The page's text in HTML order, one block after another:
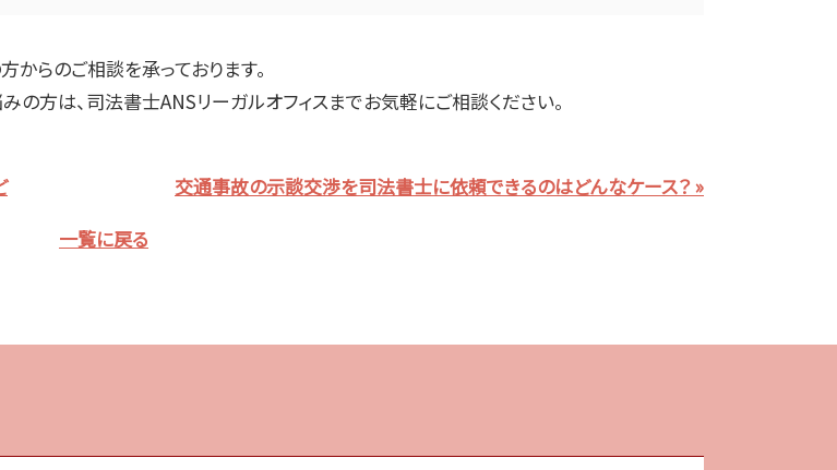
からのご相談を承っております。
の方は、司法書士ANSリーガルオフィスまでお気軽にご相談ください。
交通事故の示談交渉を司法書士に依頼できるのはどんなケース？ »
一覧に戻る